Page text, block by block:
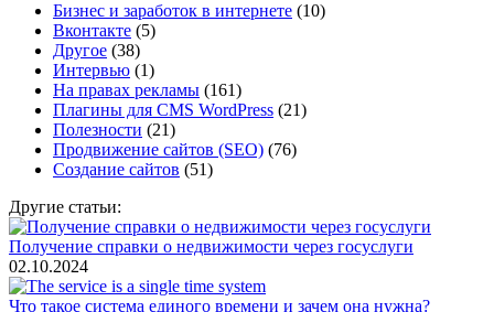
Бизнес и заработок в интернете (10)
Вконтакте (5)
Другое (38)
Интервью (1)
На правах рекламы (161)
Плагины для CMS WordPress (21)
Полезности (21)
Продвижение сайтов (SEO) (76)
Создание сайтов (51)
Другие статьи:
Получение справки о недвижимости через госуслуги
02.10.2024
Что такое система единого времени и зачем она нужна?